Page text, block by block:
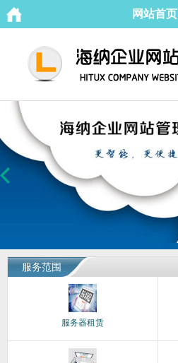
网站首页
服务范围
服务器租赁